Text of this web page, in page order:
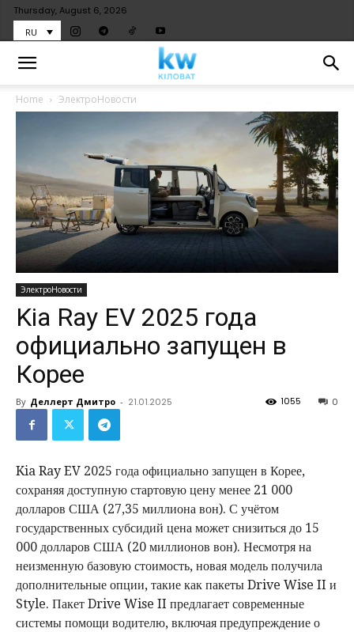
Thursday, August 6, 2026
RU
Home ЭлектроНовости
ЭлектроНовости
Kia Ray EV 2025 года
официально запущен в
Корее
By Деллерт Дмитро - 21.01.2025 0
1055
Kia Ray EV 2025 года официально запущен в Корее,
сохраняя доступную стартовую цену менее 21 000
долларов США (27,35 миллиона вон). С учётом
государственных субсидий цена может снизиться до 15
000 долларов США (20 миллионов вон). Несмотря на
неизменную базовую стоимость, новая модель получила
дополнительные опции, такие как пакеты Drive Wise II и
Style. Пакет Drive Wise II предлагает современные
системы помощи водителю, включая предупреждение о